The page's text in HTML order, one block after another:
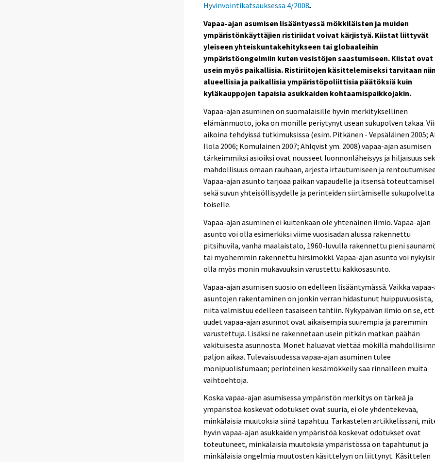
Hyvinvointikatsauksessa 4/2008.
Vapaa-ajan asumisen lisääntyessä mökkiläisten ja muiden
ympäristönkäyttäjien ristiriidat voivat kärjistyä. Kiistat liittyvät
yleiseen yhteiskuntakehitykseen tai globaaleihin
ympäristöongelmiin kuten vesistöjen saastumiseen. Kiistat ovat
usein myös paikallisia. Ristiriitojen käsittelemiseksi tarvitaan niin
alueellisia ja paikallisia ympäristöpoliittisia päätöksiä kuin
kyläkauppojen tapaisia asukkaiden kohtaamispaikkojakin.
Vapaa-ajan asuminen on suomalaisille hyvin merkityksellinen
elämänmuoto, joka on monille periytynyt usean sukupolven takaa.
aikoina tehdyissä tutkimuksissa (esim. Pitkänen - Vepsäläinen 2005;
Ilola 2006; Komulainen 2007; Ahlqvist ym. 2008) vapaa-ajan asumisen
tärkeimmiksi asioiksi ovat nousseet luonnonläheisyys ja hiljaisuus
mahdollisuus omaan rauhaan, arjesta irtautumiseen ja
Vapaa-ajan asunto tarjoaa paikan vapaudelle ja itsensä
sekä suvun yhteisöllisyydelle ja perinteiden siirtämiselle sukupolvelta
toiselle.
Vapaa-ajan asuminen ei kuitenkaan ole yhtenäinen ilmiö. Vapaa-ajan
asunto voi olla esimerkiksi viime vuosisadan alussa rakennettu
pitsihuvila, vanha maalaistalo, 1960-luvulla rakennettu pieni
tai myöhemmin rakennettu hirsimökki. Vapaa-ajan asunto voi
olla myös monin mukavuuksin varustettu kakkosasunto.
Vapaa-ajan asumisen suosio on edelleen lisääntymässä. Vaikka
asuntojen rakentaminen on jonkin verran hidastunut huippuvuosista,
niitä valmistuu edelleen tasaiseen tahtiin. Nykypäivän ilmiö on se,
uudet vapaa-ajan asunnot ovat aikaisempia suurempia ja paremmin
varustettuja. Lisäksi ne rakennetaan usein pitkän matkan päähän
vakituisesta asunnosta. Monet haluavat viettää mökillä
paljon aikaa. Tulevaisuudessa vapaa-ajan asuminen tulee
monipuolistumaan; perinteinen kesämökkeily saa rinnalleen muita
vaihtoehtoja.
Koska vapaa-ajan asumisessa ympäristön merkitys on tärkeä ja
ympäristöä koskevat odotukset ovat suuria, ei ole yhdentekevää,
minkälaisia muutoksia siinä tapahtuu. Tarkastelen artikkelissani,
hyvin vapaa-ajan asukkaiden ympäristöä koskevat odotukset ovat
toteutuneet, minkälaisia muutoksia ympäristössä on tapahtunut ja
minkälaisia ongelmia muutosten käsittelyyn on liittynyt. Käsittelen